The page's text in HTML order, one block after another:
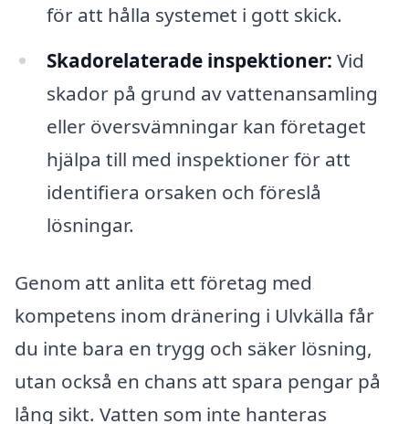
för att hålla systemet i gott skick.
Skadorelaterade inspektioner: Vid
skador på grund av vattenansamling
eller översvämningar kan företaget
hjälpa till med inspektioner för att
identifiera orsaken och föreslå
lösningar.
Genom att anlita ett företag med
kompetens inom dränering i Ulvkälla får
du inte bara en trygg och säker lösning,
utan också en chans att spara pengar på
lång sikt. Vatten som inte hanteras